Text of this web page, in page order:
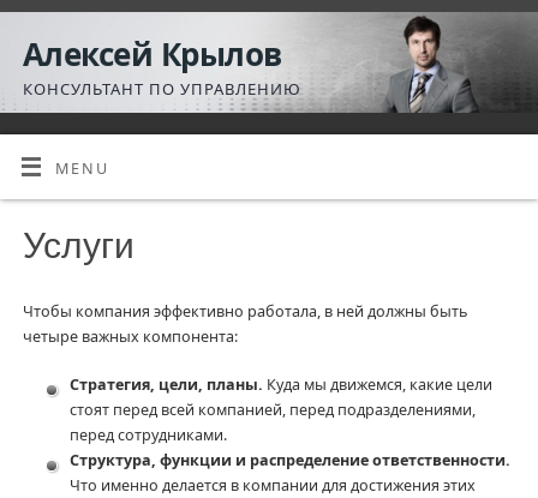
Алексей Крылов
КОНСУЛЬТАНТ ПО УПРАВЛЕНИЮ
MENU
Услуги
Чтобы компания эффективно работала, в ней должны быть
четыре важных компонента:
Стратегия, цели, планы. Куда мы движемся, какие цели
стоят перед всей компанией, перед подразделениями,
перед сотрудниками.
Структура, функции и распределение ответственности.
Что именно делается в компании для достижения этих